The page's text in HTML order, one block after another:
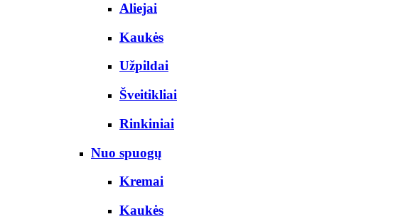
Aliejai
Kaukės
Užpildai
Šveitikliai
Rinkiniai
Nuo spuogų
Kremai
Kaukės